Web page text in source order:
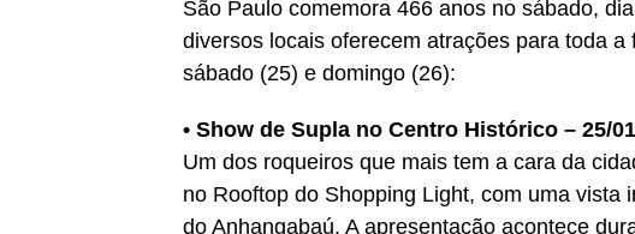
São Paulo comemora 466 anos no sábado,
diversos locais oferecem atrações para toda
sábado (25) e domingo (26):
• Show de Supla no Centro Histórico – 25/01
Um dos roqueiros que mais tem a cara da
no Rooftop do Shopping Light, com uma
do Anhangabaú. A apresentação acontece